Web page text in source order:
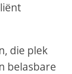
die plek
belasbare